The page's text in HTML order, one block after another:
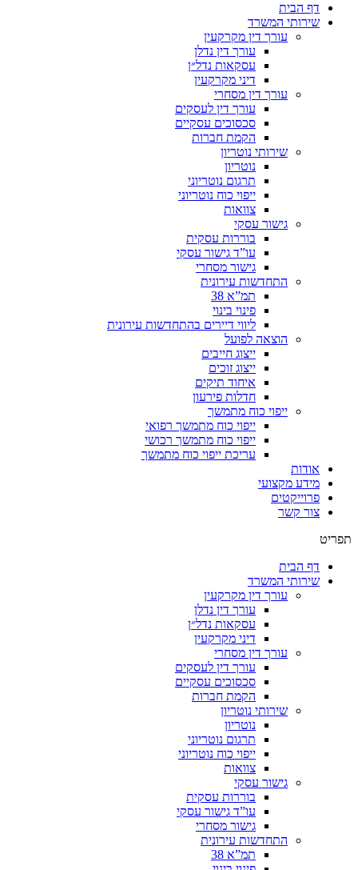
דף הבית
שירותי המשרד
עורך דין מקרקעין
עורך דין נדלן
עסקאות נדל״ן
דיני מקרקעין
עורך דין מסחרי
עורך דין לעסקים
סכסוכים עסקיים
הקמת חברות
שירותי נוטריון
נוטריון
תרגום נוטריוני
ייפוי כוח נוטריוני
צוואות
גישור עסקי
בוררות עסקית
עו”ד גישור עסקי
גישור מסחרי
התחדשות עירונית
תמ”א 38
פינוי בינוי
ליווי דיירים בהתחדשות עירונית
הוצאה לפועל
ייצוג חייבים
ייצוג זוכים
איחוד תיקים
חדלות פירעון
ייפוי כוח מתמשך
ייפוי כוח מתמשך רפואי
ייפוי כוח מתמשך רכושי
עריכת ייפוי כוח מתמשך
אודות
מידע מקצועי
פרוייקטים
צור קשר
תפריט
דף הבית
שירותי המשרד
עורך דין מקרקעין
עורך דין נדלן
עסקאות נדל״ן
דיני מקרקעין
עורך דין מסחרי
עורך דין לעסקים
סכסוכים עסקיים
הקמת חברות
שירותי נוטריון
נוטריון
תרגום נוטריוני
ייפוי כוח נוטריוני
צוואות
גישור עסקי
בוררות עסקית
עו”ד גישור עסקי
גישור מסחרי
התחדשות עירונית
תמ”א 38